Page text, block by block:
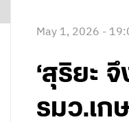
May 1, 2026 -
‘สุริยะ
รมว.เก